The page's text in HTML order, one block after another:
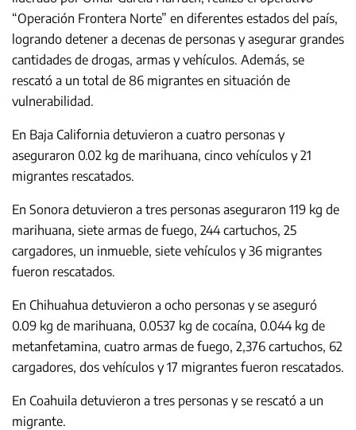
“Operación Frontera Norte” en diferentes estados del país,
logrando detener a decenas de personas y asegurar grandes
cantidades de drogas, armas y vehículos. Además, se
rescató a un total de 86 migrantes en situación de
vulnerabilidad.
En Baja California detuvieron a cuatro personas y
aseguraron 0.02 kg de marihuana, cinco vehículos y 21
migrantes rescatados.
En Sonora detuvieron a tres personas aseguraron 119 kg de
marihuana, siete armas de fuego, 244 cartuchos, 25
cargadores, un inmueble, siete vehículos y 36 migrantes
fueron rescatados.
En Chihuahua detuvieron a ocho personas y se aseguró
0.09 kg de marihuana, 0.0537 kg de cocaína, 0.044 kg de
metanfetamina, cuatro armas de fuego, 2,376 cartuchos, 62
cargadores, dos vehículos y 17 migrantes fueron rescatados.
En Coahuila detuvieron a tres personas y se rescató a un
migrante.